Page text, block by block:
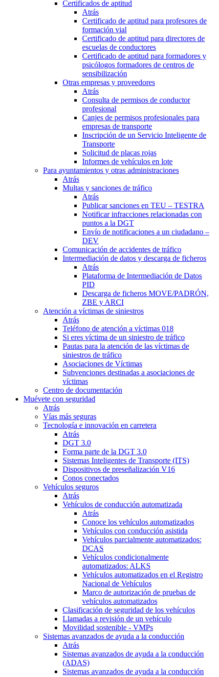
Certificados de aptitud
Atrás
Certificado de aptitud para profesores de
formación vial
Certificado de aptitud para directores de
escuelas de conductores
Certificado de aptitud para formadores y
psicólogos formadores de centros de
sensibilización
Otras empresas y proveedores
Atrás
Consulta de permisos de conductor
profesional
Canjes de permisos profesionales para
empresas de transporte
Inscripción de un Servicio Inteligente de
Transporte
Solicitud de placas rojas
Informes de vehículos en lote
Para ayuntamientos y otras administraciones
Atrás
Multas y sanciones de tráfico
Atrás
Publicar sanciones en TEU – TESTRA
Notificar infracciones relacionadas con
puntos a la DGT
Envío de notificaciones a un ciudadano –
DEV
Comunicación de accidentes de tráfico
Intermediación de datos y descarga de ficheros
Atrás
Plataforma de Intermediación de Datos
PID
Descarga de ficheros MOVE/PADRÓN,
ZBE y ARCI
Atención a víctimas de siniestros
Atrás
Teléfono de atención a víctimas 018
Si eres víctima de un siniestro de tráfico
Pautas para la atención de las víctimas de
siniestros de tráfico
Asociaciones de Víctimas
Subvenciones destinadas a asociaciones de
víctimas
Centro de documentación
Muévete con seguridad
Atrás
Vías más seguras
Tecnología e innovación en carretera
Atrás
DGT 3.0
Forma parte de la DGT 3.0
Sistemas Inteligentes de Transporte (ITS)
Dispositivos de preseñalización V16
Conos conectados
Vehículos seguros
Atrás
Vehículos de conducción automatizada
Atrás
Conoce los vehículos automatizados
Vehículos con conducción asistida
Vehículos parcialmente automatizados:
DCAS
Vehículos condicionalmente
automatizados: ALKS
Vehículos automatizados en el Registro
Nacional de Vehículos
Marco de autorización de pruebas de
vehículos automatizados
Clasificación de seguridad de los vehículos
Llamadas a revisión de un vehículo
Movilidad sostenible - VMPs
Sistemas avanzados de ayuda a la conducción
Atrás
Sistemas avanzados de ayuda a la conducción
(ADAS)
Sistemas avanzados de ayuda a la conducción